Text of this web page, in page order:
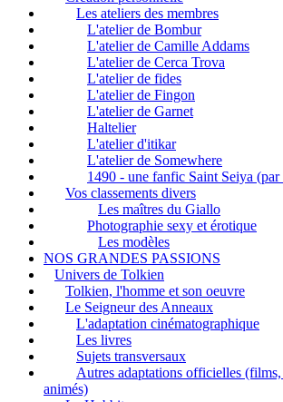
Les ateliers des membres
L'atelier de Bombur
L'atelier de Camille Addams
L'atelier de Cerca Trova
L'atelier de fides
L'atelier de Fingon
L'atelier de Garnet
Haltelier
L'atelier d'itikar
L'atelier de Somewhere
1490 - une fanfic Saint Seiya
Vos classements divers
Les maîtres du Giallo
Photographie sexy et érotique
Les modèles
NOS GRANDES PASSIONS
Univers de Tolkien
Tolkien, l'homme et son oeuvre
Le Seigneur des Anneaux
L'adaptation cinématographique
Les livres
Sujets transversaux
Autres adaptations officielles (films,
animés)